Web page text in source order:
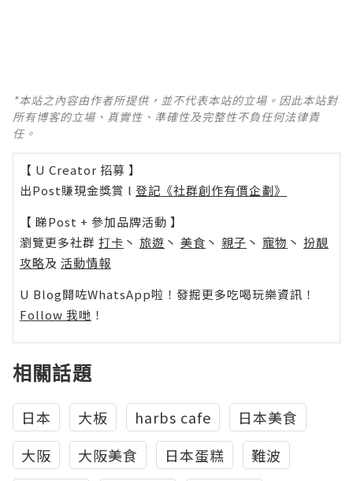
*本站之內容由作者所提供，並不代表本站的立場。因此本站對
所有博客的立場、真實性、準確性及完整性不負任何法律責
任。
【 U Creator 招募 】
出Post賺現金獎賞 l 登記《社群創作有價企劃》
【 睇Post + 參加品牌活動 】
瀏覽更多社群 打卡 丶 旅遊 丶 美食 丶 親子 丶 寵物 丶 扮靚
攻略及 活動情報
U Blog開咗WhatsApp啦！發掘更多吃喝玩樂資訊！
Follow 我哋 ！
相關話題
日本 大板 harbs cafe
日本美食
大阪
大阪美食 日本蛋糕
難波